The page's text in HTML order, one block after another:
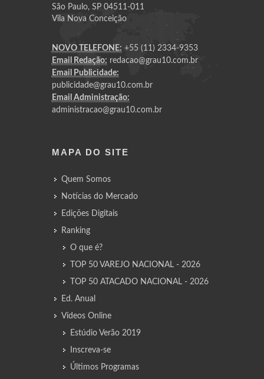
São Paulo, SP 04511-011
Vila Nova Conceição
NOVO TELEFONE: +55 (11) 2334-9353
Email Redação: redacao@grau10.com.br
Email Publicidade:
publicidade@grau10.com.br
Email Administração:
administracao@grau10.com.br
MAPA DO SITE
Quem Somos
Notícias do Mercado
Edições Digitais
Ranking
O que é?
TOP 50 VAREJO NACIONAL - 2026
TOP 50 ATACADO NACIONAL - 2026
Ed. Anual
Vídeos Online
Estúdio Verão 2019
Inscreva-se
Últimos Programas